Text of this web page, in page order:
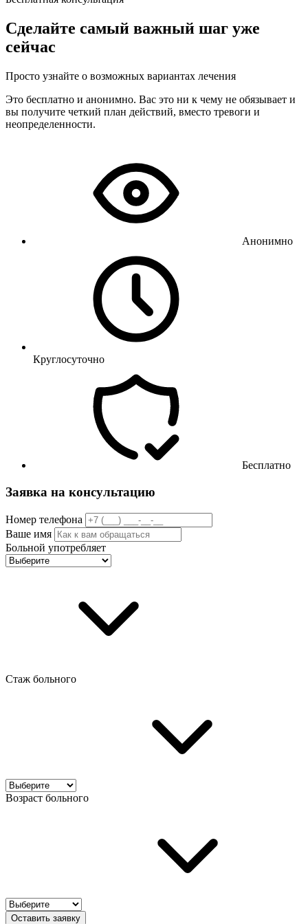
Сделайте самый важный шаг уже
сейчас
Просто узнайте о возможных вариантах лечения
Это бесплатно и анонимно. Вас это ни к чему не обязывает и
вы получите четкий план действий, вместо тревоги и
неопределенности.
Анонимно
Круглосуточно
Бесплатно
Заявка на консультацию
Номер телефона
Ваше имя
Больной употребляет
Стаж больного
Возраст больного
Оставить заявку